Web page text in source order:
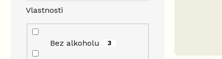
Vlastnosti
Bez alkoholu 3